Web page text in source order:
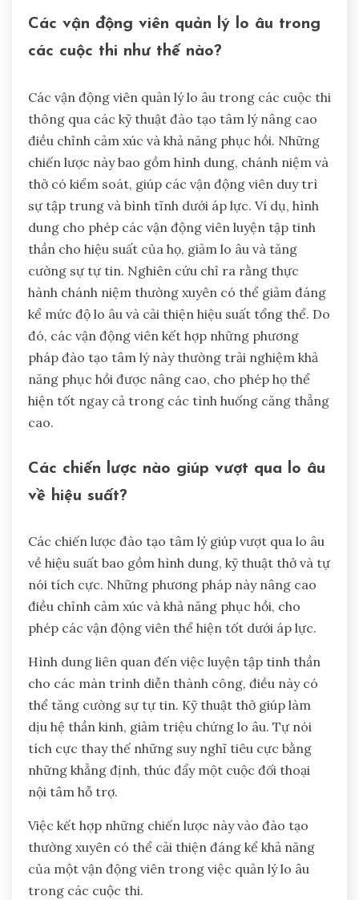
Các vận động viên quản lý lo âu trong
các cuộc thi như thế nào?
Các vận động viên quản lý lo âu trong các cuộc thi
thông qua các kỹ thuật đào tạo tâm lý nâng cao
điều chỉnh cảm xúc và khả năng phục hồi. Những
chiến lược này bao gồm hình dung, chánh niệm và
thở có kiểm soát, giúp các vận động viên duy trì
sự tập trung và bình tĩnh dưới áp lực. Ví dụ, hình
dung cho phép các vận động viên luyện tập tinh
thần cho hiệu suất của họ, giảm lo âu và tăng
cường sự tự tin. Nghiên cứu chỉ ra rằng thực
hành chánh niệm thường xuyên có thể giảm đáng
kể mức độ lo âu và cải thiện hiệu suất tổng thể. Do
đó, các vận động viên kết hợp những phương
pháp đào tạo tâm lý này thường trải nghiệm khả
năng phục hồi được nâng cao, cho phép họ thể
hiện tốt ngay cả trong các tình huống căng thẳng
cao.
Các chiến lược nào giúp vượt qua lo âu
về hiệu suất?
Các chiến lược đào tạo tâm lý giúp vượt qua lo âu
về hiệu suất bao gồm hình dung, kỹ thuật thở và tự
nói tích cực. Những phương pháp này nâng cao
điều chỉnh cảm xúc và khả năng phục hồi, cho
phép các vận động viên thể hiện tốt dưới áp lực.
Hình dung liên quan đến việc luyện tập tinh thần
cho các màn trình diễn thành công, điều này có
thể tăng cường sự tự tin. Kỹ thuật thở giúp làm
dịu hệ thần kinh, giảm triệu chứng lo âu. Tự nói
tích cực thay thế những suy nghĩ tiêu cực bằng
những khẳng định, thúc đẩy một cuộc đối thoại
nội tâm hỗ trợ.
Việc kết hợp những chiến lược này vào đào tạo
thường xuyên có thể cải thiện đáng kể khả năng
của một vận động viên trong việc quản lý lo âu
trong các cuộc thi.